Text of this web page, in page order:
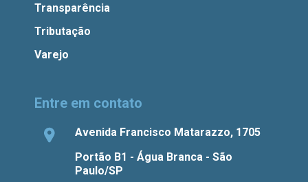
Transparência
Tributação
Varejo
Entre em contato
Avenida Francisco Matarazzo, 1705
Portão B1 - Água Branca - São
Paulo/SP